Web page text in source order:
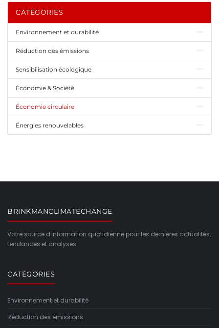
CATÉGORIES
Environnement et durabilité
Réduction des émissions
Sensibilisation écologique
Économie & Société
Économie circulaire
Énergies renouvelables
BRINKMANCLIMATECHANGE
Votre source d'information quotidienne pour les dernières actualités,
tendances et analyses.
CATÉGORIES
Environnement et durabilité
Réduction des émissions